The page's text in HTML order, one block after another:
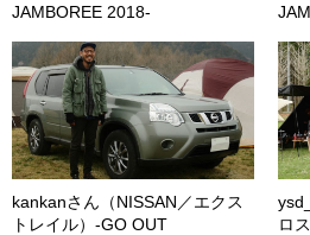
JAMBOREE 2018-
kankanさん（NISSAN／エクス
トレイル）-GO OUT
ロ